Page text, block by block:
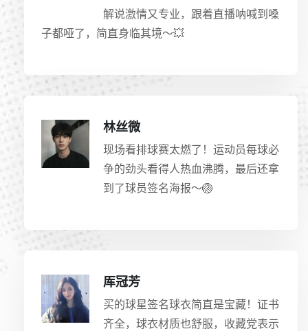
解说激情又专业，跟着直播呐喊到嗓
子都哑了，简直身临其境～💥
林丝微
现场看排球赛太燃了！运动员每球必
争的劲头看得人热血沸腾，最后还拿
到了球员签名海报～🏐
厍冠芳
买的球星签名球衣简直是宝藏！证书
齐全，球衣材质也舒服，收藏党表示